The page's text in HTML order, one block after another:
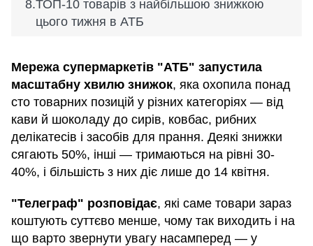
ТОП-10 товарів з найбільшою знижкою
цього тижня в АТБ
Мережа супермаркетів "АТБ" запустила
масштабну хвилю знижок, яка охопила понад
сто товарних позицій у різних категоріях — від
кави й шоколаду до сирів, ковбас, рибних
делікатесів і засобів для прання. Деякі знижки
сягають 50%, інші — тримаються на рівні 30-
40%, і більшість з них діє лише до 14 квітня.
"Телеграф" розповідає, які саме товари зараз
коштують суттєво менше, чому так виходить і на
що варто звернути увагу насамперед — у